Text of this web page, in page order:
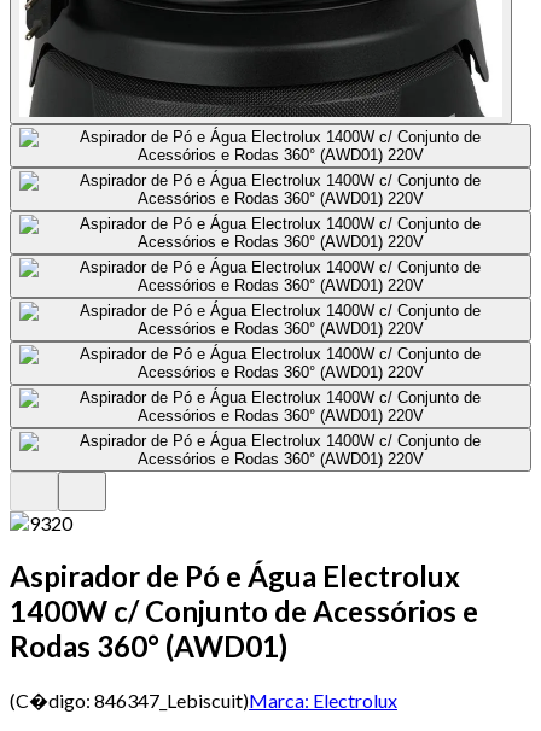
Aspirador de Pó e Água Electrolux
1400W c/ Conjunto de Acessórios e
Rodas 360° (AWD01)
(C�digo: 846347_Lebiscuit)Marca: Electrolux